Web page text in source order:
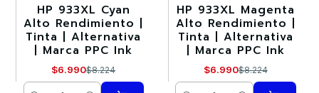
-15%
HP 933XL Cyan
Alto Rendimiento |
Tinta | Alternativa
| Marca PPC Ink
$6.990$8.224
-15%
HP 933XL Magenta
Alto Rendimiento |
Tinta | Alternativa
| Marca PPC Ink
$6.990$8.224